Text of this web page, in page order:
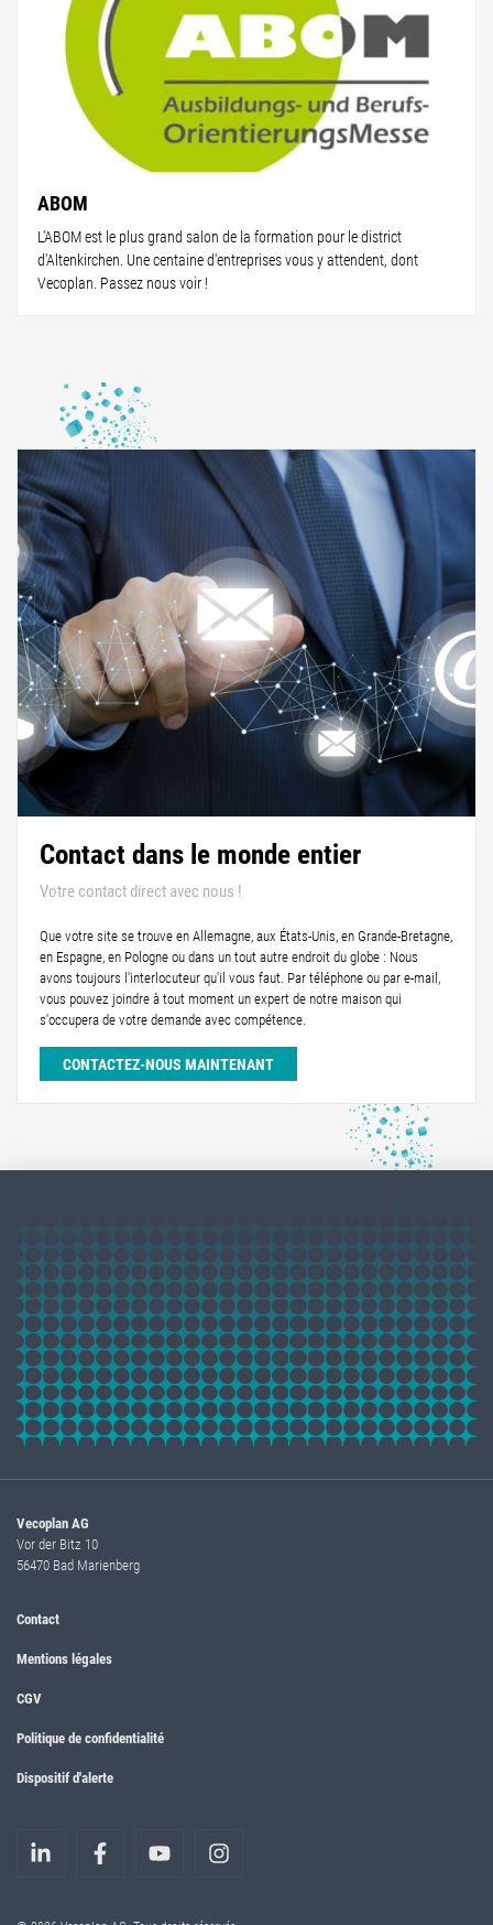
ABOM
L'ABOM est le plus grand salon de la formation pour le district
d'Altenkirchen. Une centaine d'entreprises vous y attendent, dont
Vecoplan. Passez nous voir !
Contact dans le monde entier
Votre contact direct avec nous !
Que votre site se trouve en Allemagne, aux États-Unis, en Grande-Bretagne,
en Espagne, en Pologne ou dans un tout autre endroit du globe : Nous
avons toujours l'interlocuteur qu'il vous faut. Par téléphone ou par e-mail,
vous pouvez joindre à tout moment un expert de notre maison qui
s'occupera de votre demande avec compétence.
CONTACTEZ-NOUS MAINTENANT
Vecoplan AG
Vor der Bitz 10
56470 Bad Marienberg
Contact
Mentions légales
CGV
Politique de confidentialité
Dispositif d'alerte